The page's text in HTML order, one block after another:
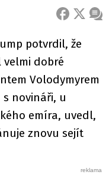
FACEBOOK
X
potvrdil, že
dobré
Volodymyrem
novináři, u
emíra, uvedl,
znovu sejít